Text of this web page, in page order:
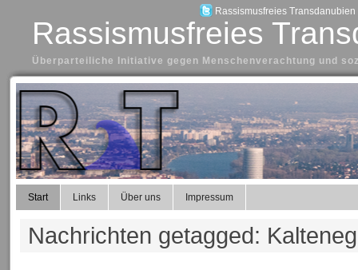
Rassismusfreies Transdanubien
Rassismusfreies
Überparteiliche Initiative gegen Menschenverachtung und
Start Links Über uns Impressum
Nachrichten getagged: